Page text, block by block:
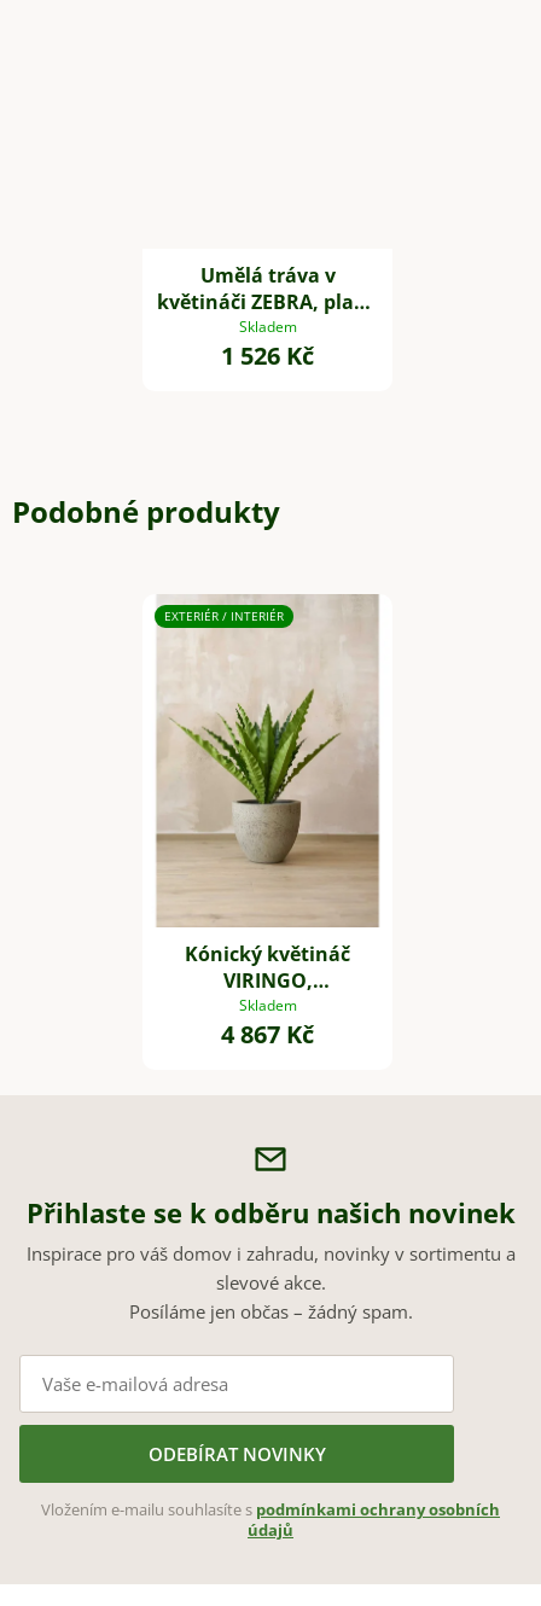
Umělá tráva v
květináči ZEBRA, plast,
výška 80 cm, zelená
Skladem
1 526 Kč
Podobné produkty
EXTERIÉR / INTERIÉR
Kónický květináč
VIRINGO,
vláknocement, 42x36
cm, šedý
Skladem
4 867 Kč
Přihlaste se k odběru našich novinek
Inspirace pro váš domov i zahradu, novinky v sortimentu a
slevové akce.
Posíláme jen občas – žádný spam.
ODEBÍRAT NOVINKY
Vložením e-mailu souhlasíte s podmínkami ochrany osobních
údajů